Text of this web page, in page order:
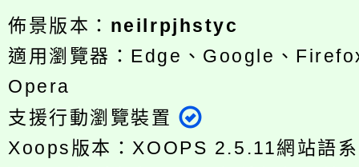
佈景版本： neilrpjhstyc
適用瀏覽器：Edge、Google、
Opera
支援行動瀏覽裝置
Xoops版本： XOOPS 2.5.11網站語